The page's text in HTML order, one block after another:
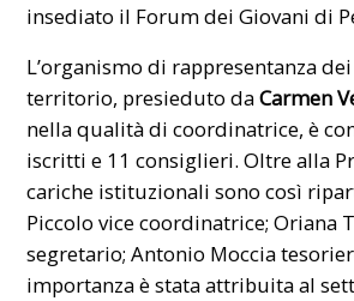
insediato il Forum dei Giovani di
L’organismo di rappresentanza
territorio, presieduto daCarmen
nella qualità di coordinatrice, è
iscritti e 11 consiglieri. Oltre alla
cariche istituzionali sono così
Piccolo vice coordinatrice; Oriana
segretario; Antonio Moccia
importanza è stata attribuita al